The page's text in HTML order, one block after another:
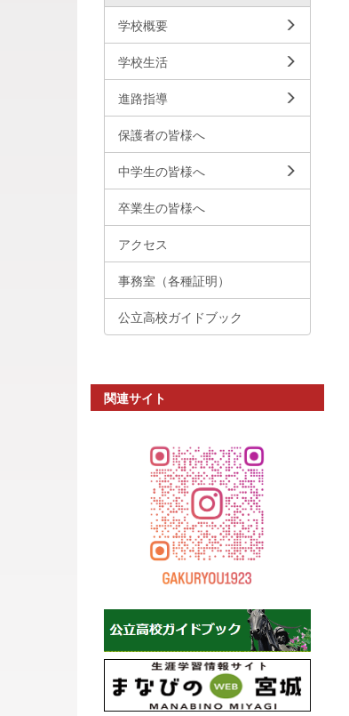
学校概要
学校生活
進路指導
保護者の皆様へ
中学生の皆様へ
卒業生の皆様へ
アクセス
事務室（各種証明）
公立高校ガイドブック
関連サイト